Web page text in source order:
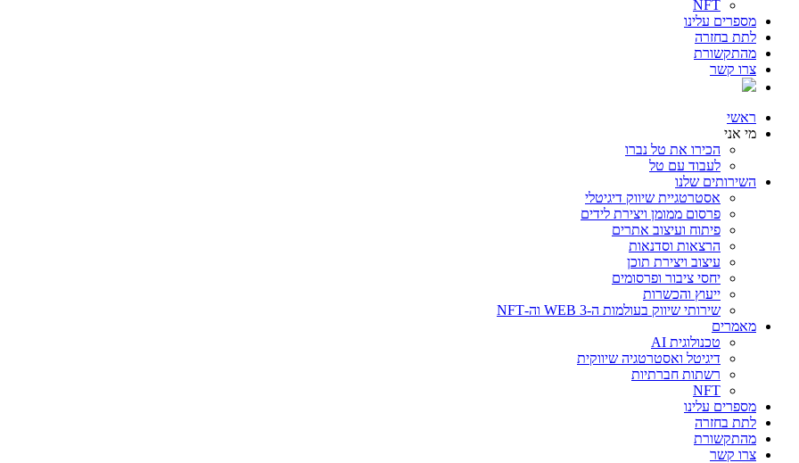
NFT
מספרים עלינו
לתת בחזרה
מהתקשורת
צרו קשר
ראשי
מי אני
הכירו את טל נברו
לעבוד עם טל
השירותים שלנו
אסטרטגיית שיווק דיגיטלי
פרסום ממומן ויצירת לידים
פיתוח ועיצוב אתרים
הרצאות וסדנאות
עיצוב ויצירת תוכן
יחסי ציבור ופרסומים
ייעוץ והכשרות
שירותי שיווק בעולמות ה-WEB 3 וה-NFT
מאמרים
טכנולוגית AI
דיגיטל ואסטרטגיה שיווקית
רשתות חברתיות
NFT
מספרים עלינו
לתת בחזרה
מהתקשורת
צרו קשר